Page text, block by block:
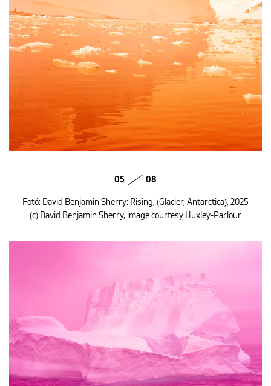
05 08
Fotó: David Benjamin Sherry: Rising, (Glacier, Antarctica), 2025
(c) David Benjamin Sherry, image courtesy Huxley-Parlour